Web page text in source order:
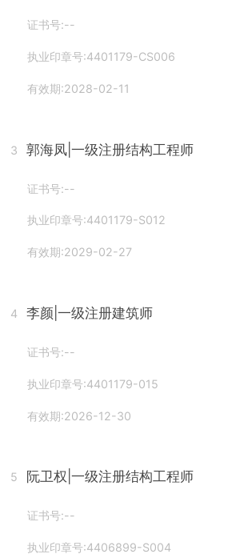
证书号:--
执业印章号:4401179-CS006
有效期:2028-02-11
3 郭海凤 |一级注册结构工程师
证书号:--
执业印章号:4401179-S012
有效期:2029-02-27
4 李颜 |一级注册建筑师
证书号:--
执业印章号:4401179-015
有效期:2026-12-30
5 阮卫权 |一级注册结构工程师
证书号:--
执业印章号:4406899-S004